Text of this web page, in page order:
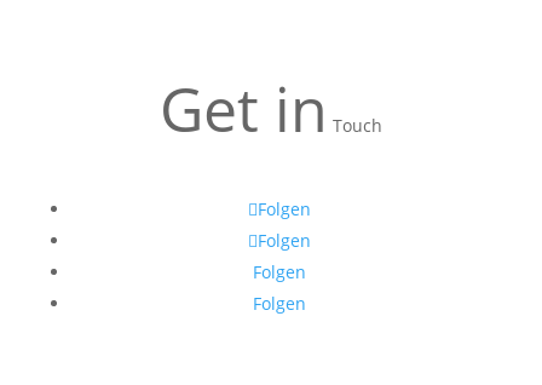
Get in Touch
Folgen
Folgen
Folgen
Folgen